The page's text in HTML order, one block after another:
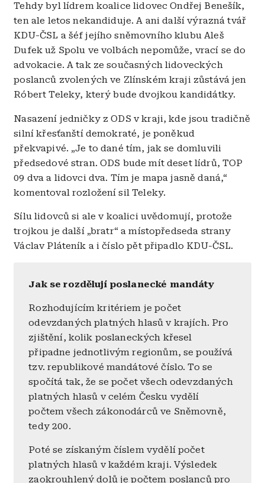
Tehdy byl lídrem koalice lidovec Ondřej Benešík,
ten ale letos nekandiduje. A ani další výrazná tvář
KDU-ČSL a šéf jejího sněmovního klubu Aleš
Dufek už Spolu ve volbách nepomůže, vrací se do
advokacie. A tak ze současných lidoveckých
poslanců zvolených ve Zlínském kraji zůstává jen
Róbert Teleky, který bude dvojkou kandidátky.
Nasazení jedničky z ODS v kraji, kde jsou tradičně
silní křesťanští demokraté, je poněkud
překvapivé. „Je to dané tím, jak se domluvili
předsedové stran. ODS bude mít deset lídrů, TOP
09 dva a lidovci dva. Tím je mapa jasně daná,“
komentoval rozložení sil Teleky.
Sílu lidovců si ale v koalici uvědomují, protože
trojkou je další „bratr“ a místopředseda strany
Václav Pláteník a i číslo pět připadlo KDU-ČSL.
Jak se rozdělují poslanecké mandáty
Rozhodujícím kritériem je počet
odevzdaných platných hlasů v krajích. Pro
zjištění, kolik poslaneckých křesel
připadne jednotlivým regionům, se používá
tzv. republikové mandátové číslo. To se
spočítá tak, že se počet všech odevzdaných
platných hlasů v celém Česku vydělí
počtem všech zákonodárců ve Sněmovně,
tedy 200.
Poté se získaným číslem vydělí počet
platných hlasů v každém kraji. Výsledek
zaokrouhlený dolů je počtem poslanců pro